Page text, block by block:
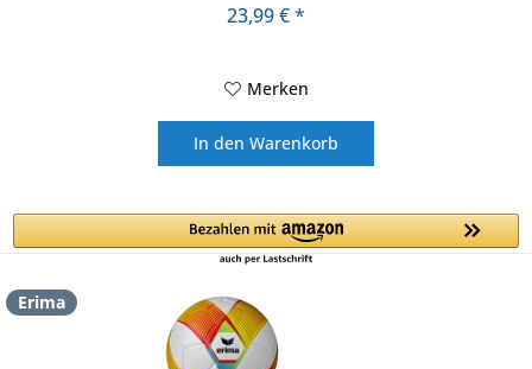
23,99 € *
Merken
In den Warenkorb
Erima